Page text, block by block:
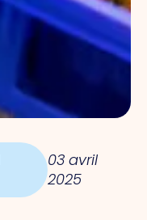
03 avril
2025